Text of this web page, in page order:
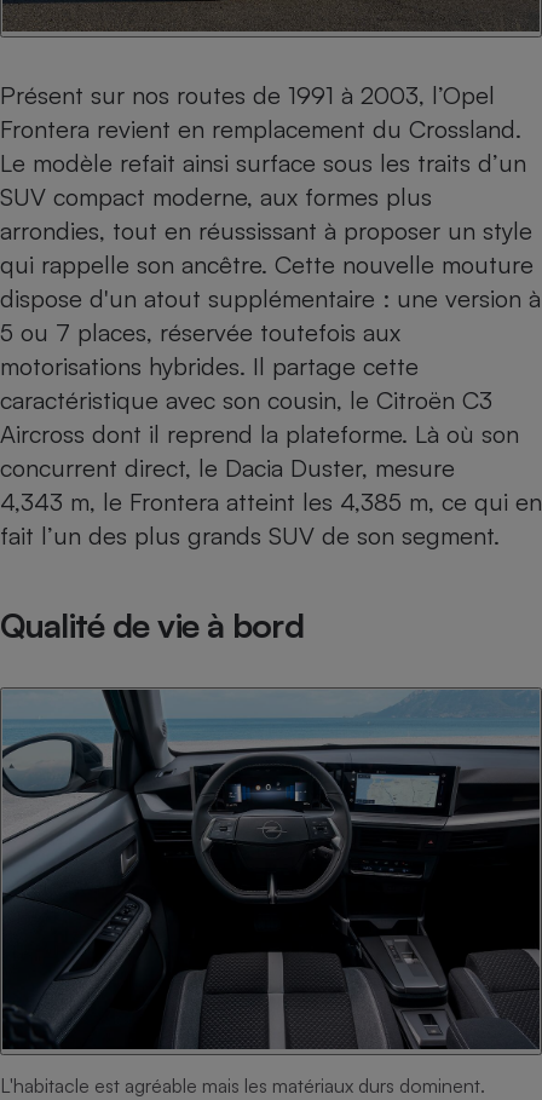
Présent sur nos routes de 1991 à 2003, l’Opel
Frontera revient en remplacement du Crossland.
Le modèle refait ainsi surface sous les traits d’un
SUV compact moderne, aux formes plus
arrondies, tout en réussissant à proposer un style
qui rappelle son ancêtre. Cette nouvelle mouture
dispose d'un atout supplémentaire : une version à
5 ou 7 places, réservée toutefois aux
motorisations hybrides. Il partage cette
caractéristique avec son cousin, le Citroën C3
Aircross dont il reprend la plateforme. Là où son
concurrent direct, le Dacia Duster, mesure
4,343 m, le Frontera atteint les 4,385 m, ce qui en
fait l’un des plus grands SUV de son segment.
Qualité de vie à bord
L'habitacle est agréable mais les matériaux durs dominent.
Robot ménager